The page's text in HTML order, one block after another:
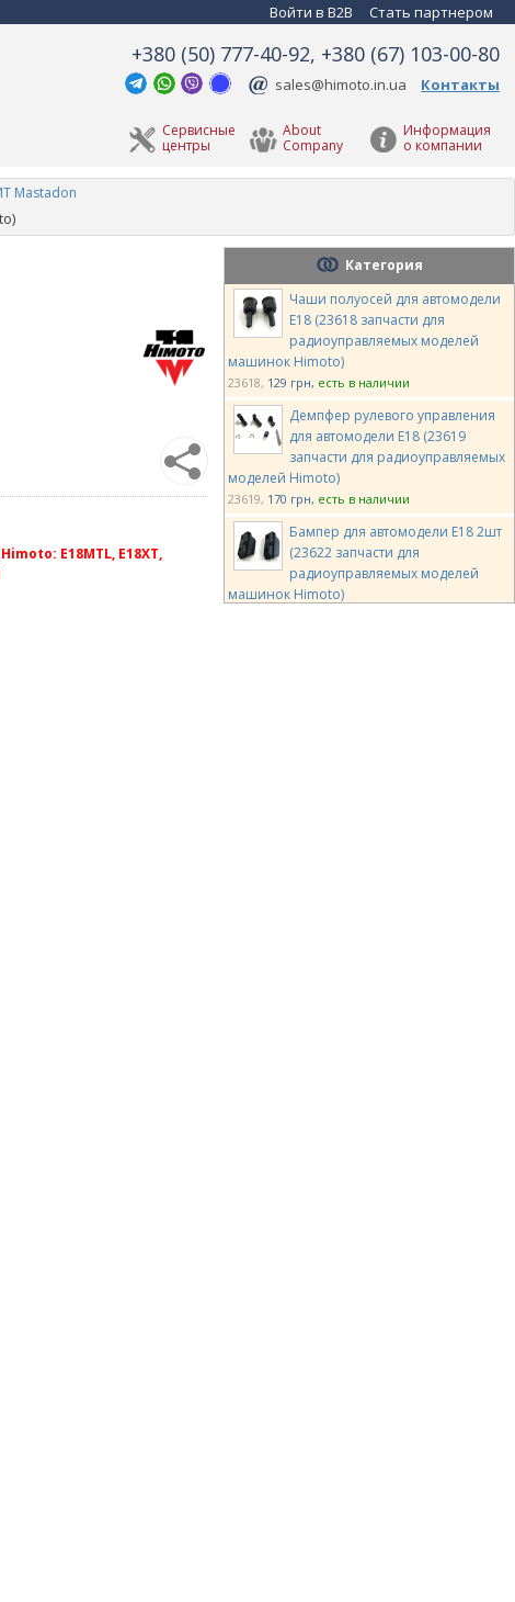
Войти в B2B Стать партнером
+380 (50) 777-40-92, +380 (67) 103-00-80
sales@himoto.in.ua Контакты
Информация
о компании
About
Company
Сервисные
центры
Mastadon
E18MTL, E18XT,
Категория
Чаши полуосей для автомодели
E18 (23618 запчасти для
радиоуправляемых моделей
машинок Himoto)
23618 129 грн есть в наличии
Демпфер рулевого управления
для автомодели E18 (23619
запчасти для радиоуправляемых
моделей Himoto)
23619 170 грн есть в наличии
Бампер для автомодели E18 2шт
(23622 запчасти для
радиоуправляемых моделей
машинок Himoto)